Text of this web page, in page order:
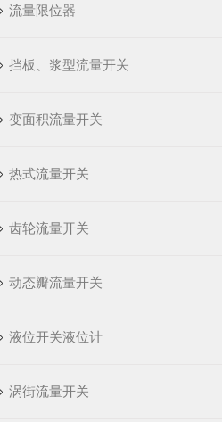
流量限位器
挡板、浆型流量开关
变面积流量开关
热式流量开关
齿轮流量开关
动态瓣流量开关
液位开关液位计
涡街流量开关